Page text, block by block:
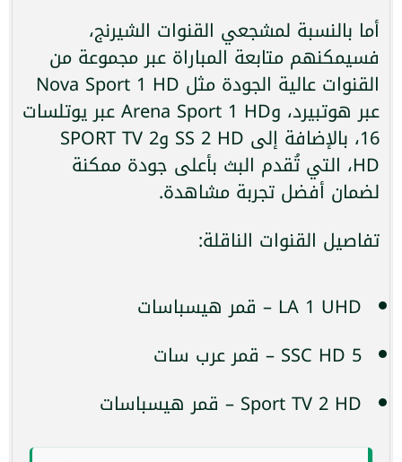
أما بالنسبة لمشجعي القنوات الشيرنج،
فسيمكنهم متابعة المباراة عبر مجموعة من
القنوات عالية الجودة مثل Nova Sport 1 HD
عبر هوتبيرد، وArena Sport 1 HD عبر يوتلسات
16، بالإضافة إلى SS 2 HD وSPORT TV 2
HD، التي تُقدم البث بأعلى جودة ممكنة
لضمان أفضل تجربة مشاهدة.
تفاصيل القنوات الناقلة:
LA 1 UHD – قمر هيسباسات
SSC HD 5 – قمر عرب سات
Sport TV 2 HD – قمر هيسباسات